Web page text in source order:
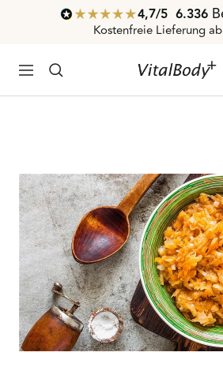
4,7/ 5 6.336
Kostenfreie Lieferung
Navigation VitalBodyPLUS.de